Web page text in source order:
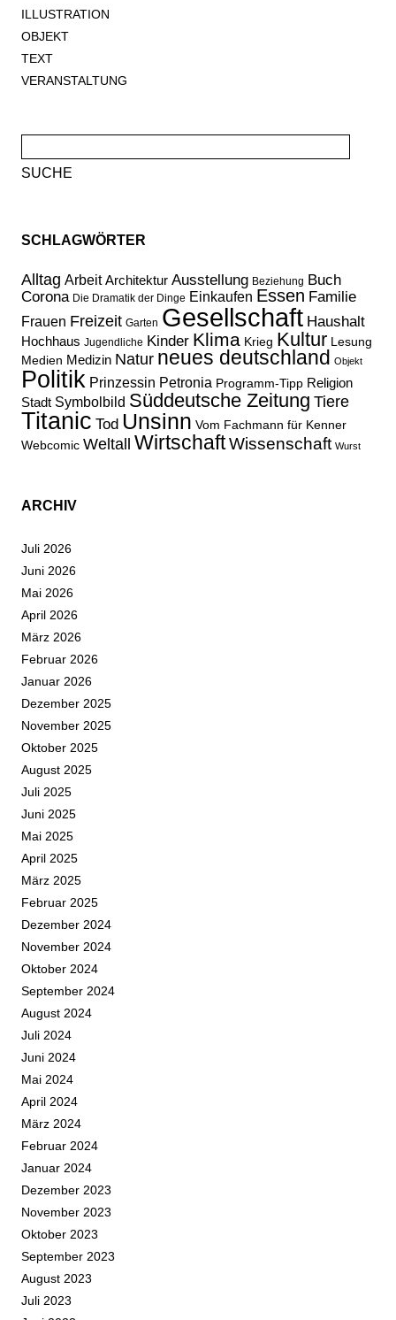
ILLUSTRATION
OBJEKT
TEXT
VERANSTALTUNG
nach:
SCHLAGWÖRTER
Alltag Arbeit Architektur Ausstellung Beziehung Buch
Corona Die Dramatik der Dinge Einkaufen Essen Familie
Frauen Freizeit Garten Gesellschaft Haushalt
Hochhaus Jugendliche Kinder Klima Krieg Kultur Lesung
Medien Medizin Natur neues deutschland Objekt
Politik Prinzessin Petronia Programm-Tipp Religion
Stadt Symbolbild Süddeutsche Zeitung Tiere
Titanic Tod Unsinn Vom Fachmann für Kenner
Webcomic Weltall WirtschaftWissenschaft Wurst
ARCHIV
Juli 2026
Juni 2026
Mai 2026
April 2026
März 2026
Februar 2026
Januar 2026
Dezember 2025
November 2025
Oktober 2025
August 2025
Juli 2025
Juni 2025
Mai 2025
April 2025
März 2025
Februar 2025
Dezember 2024
November 2024
Oktober 2024
September 2024
August 2024
Juli 2024
Juni 2024
Mai 2024
April 2024
März 2024
Februar 2024
Januar 2024
Dezember 2023
November 2023
Oktober 2023
September 2023
August 2023
Juli 2023